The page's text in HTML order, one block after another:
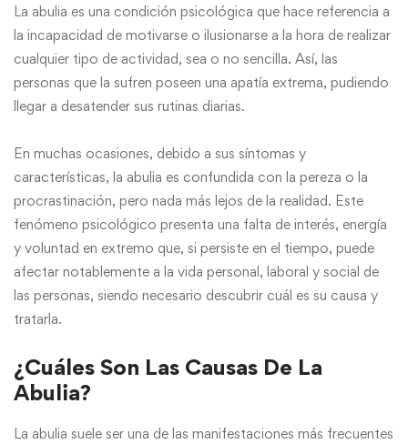
La abulia es una condición psicológica que hace referencia a
la incapacidad de motivarse o ilusionarse a la hora de realizar
cualquier tipo de actividad, sea o no sencilla. Así, las
personas que la sufren poseen una apatía extrema, pudiendo
llegar a desatender sus rutinas diarias.
En muchas ocasiones, debido a sus síntomas y
características, la abulia es confundida con la pereza o la
procrastinación, pero nada más lejos de la realidad. Este
fenómeno psicológico presenta una falta de interés, energía
y voluntad en extremo que, si persiste en el tiempo, puede
afectar notablemente a la vida personal, laboral y social de
las personas, siendo necesario descubrir cuál es su causa y
tratarla.
¿Cuáles Son Las Causas De La
Abulia?
La abulia suele ser una de las manifestaciones más frecuentes